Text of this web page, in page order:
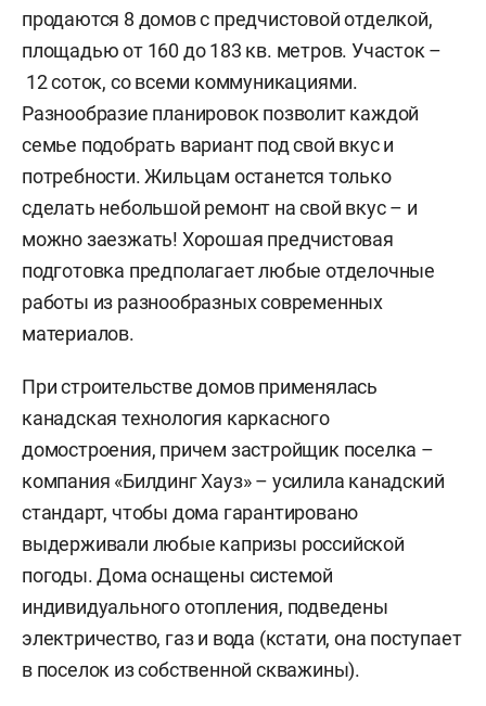
продаются 8 домов с предчистовой отделкой,
площадью от 160 до 183 кв. метров. Участок –
12 соток, со всеми коммуникациями.
Разнообразие планировок позволит каждой
семье подобрать вариант под свой вкус и
потребности.Жильцам останется только
сделать небольшой ремонт на свой вкус – и
можно заезжать! Хорошая предчистовая
подготовка предполагает любые отделочные
работы из разнообразных современных
материалов.
При строительстве домов применялась
канадская технология каркасного
домостроения, причем застройщик поселка –
компания «Билдинг Хауз» – усилила канадский
стандарт, чтобы дома гарантировано
выдерживали любые капризы российской
погоды. Домаоснащены системой
индивидуального отопления, подведены
электричество, газ и вода (кстати, она поступает
в поселок из собственной скважины).